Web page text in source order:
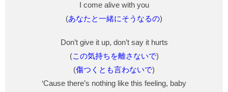
I come alive with you
(あなたと一緒にそうなるの)
Don’t give it up, don’t say it hurts
(この気持ちを離さないで)
(傷つくとも言わないで)
‘Cause there’s nothing like this feeling, baby